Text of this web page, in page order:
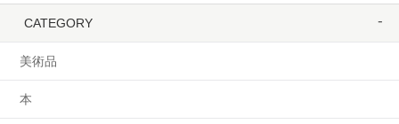
CATEGORY
美術品
本